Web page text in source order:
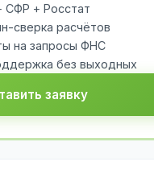
СФР + Росстат
сверка расчётов
на запросы ФНС
без выходных
заявку